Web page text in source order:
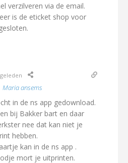
verzilveren via de email.
is de eticket shop voor
Maria ansems
in de ns app gedownload.
bij Bakker bart en daar
nee dat kan niet je
hebben.
kan in de ns app .
mort je uitprinten.